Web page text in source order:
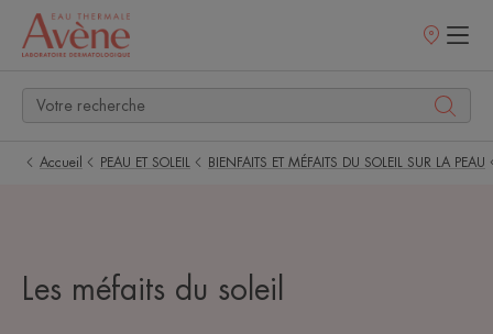
Points
Accueil PEAU ET SOLEIL BIENFAITS ET MÉFAITS DU SOLEIL SUR LA PEAU
Les méfaits du soleil